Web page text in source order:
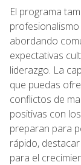
El programa
abordando
expectativas
liderazgo. La
que puedas
conflictos de
positivas con
preparan para
rápido,
para el